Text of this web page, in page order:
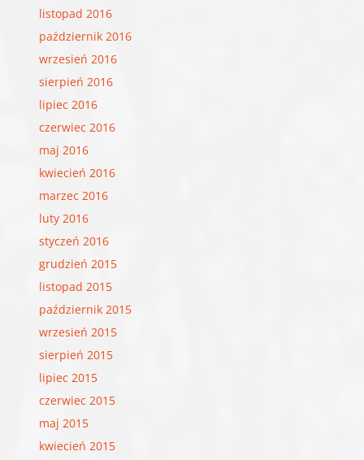
listopad 2016
październik 2016
wrzesień 2016
sierpień 2016
lipiec 2016
czerwiec 2016
maj 2016
kwiecień 2016
marzec 2016
luty 2016
styczeń 2016
grudzień 2015
listopad 2015
październik 2015
wrzesień 2015
sierpień 2015
lipiec 2015
czerwiec 2015
maj 2015
kwiecień 2015